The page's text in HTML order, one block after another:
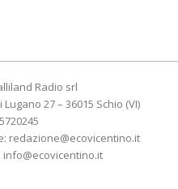
Radio srl
27 – 36015 Schio (VI)
redazione@ecovicentino.it
info@ecovicentino.it